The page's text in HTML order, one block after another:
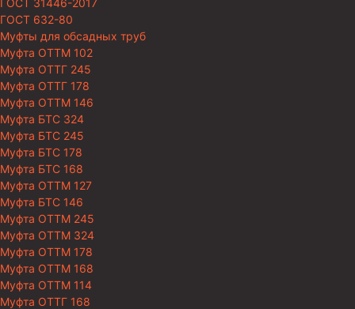
ГОСТ 632-80
Муфты для обсадных труб
Муфта ОТТМ 102
Муфта ОТТГ 245
Муфта ОТТГ 178
Муфта ОТТМ 146
Муфта БТС 324
Муфта БТС 245
Муфта БТС 178
Муфта БТС 168
Муфта ОТТМ 127
Муфта БТС 146
Муфта ОТТМ 245
Муфта ОТТМ 324
Муфта ОТТМ 178
Муфта ОТТМ 168
Муфта ОТТМ 114
Муфта ОТТГ 168